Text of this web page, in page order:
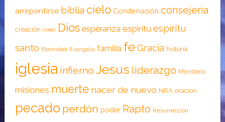
arrepentirse biblia cielo Condenación consejería
creación creer Dios esperanza espíritu espíritu
santo Eternidad Evangelio familia feGracia historia
iglesia infierno Jesus liderazgo Ministerio
misiones muerte nacer de nuevo NRA oracion
pecado perdón poder Rapto Resurrección